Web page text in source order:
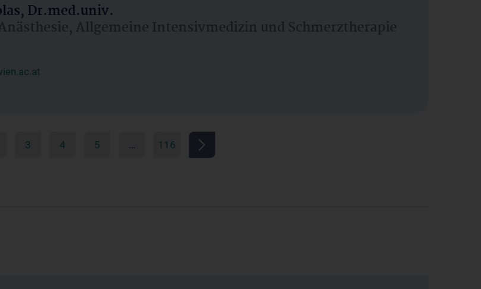
Dr.med.univ.
Allgemeine Intensivmedizin und Schmerztherapie
3 4 5 … 116